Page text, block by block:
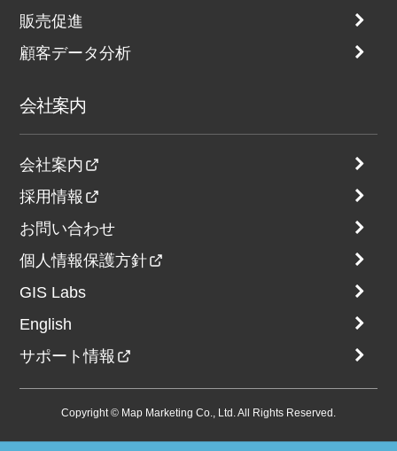
販売促進
顧客データ分析
会社案内
会社案内
採用情報
お問い合わせ
個人情報保護方針
GIS Labs
English
サポート情報
Copyright © Map Marketing Co., Ltd. All Rights Reserved.